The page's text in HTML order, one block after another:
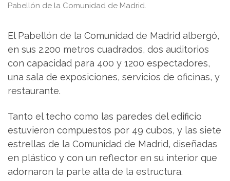
Pabellón de la Comunidad de Madrid.
El Pabellón de la Comunidad de Madrid albergó,
en sus 2.200 metros cuadrados, dos auditorios
con capacidad para 400 y 1200 espectadores,
una sala de exposiciones, servicios de oficinas, y
restaurante.
Tanto el techo como las paredes del edificio
estuvieron compuestos por 49 cubos, y las siete
estrellas de la Comunidad de Madrid, diseñadas
en plástico y con un reflector en su interior que
adornaron la parte alta de la estructura.